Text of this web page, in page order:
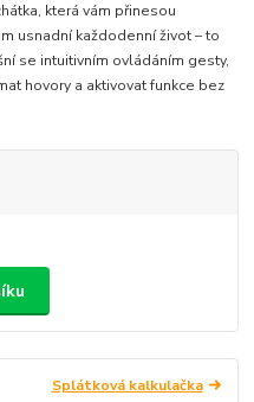
která vám přinesou
usnadní každodenní život – to
se intuitivním ovládáním gesty,
hovory a aktivovat funkce bez
Splátková kalkulačka